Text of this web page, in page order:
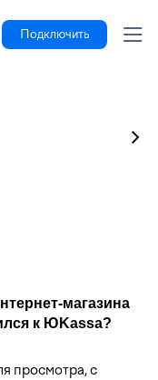
Подключить
магазина
к ЮKassa?
просмотра, с